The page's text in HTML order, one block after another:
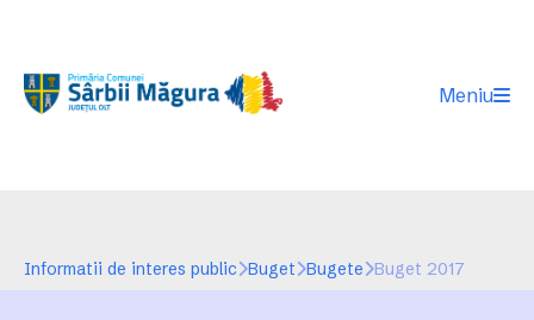
Meniu
Informatii de interes public Buget Bugete Buget 2017